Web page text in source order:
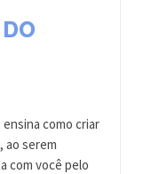
como criar
ao serem
com você pelo